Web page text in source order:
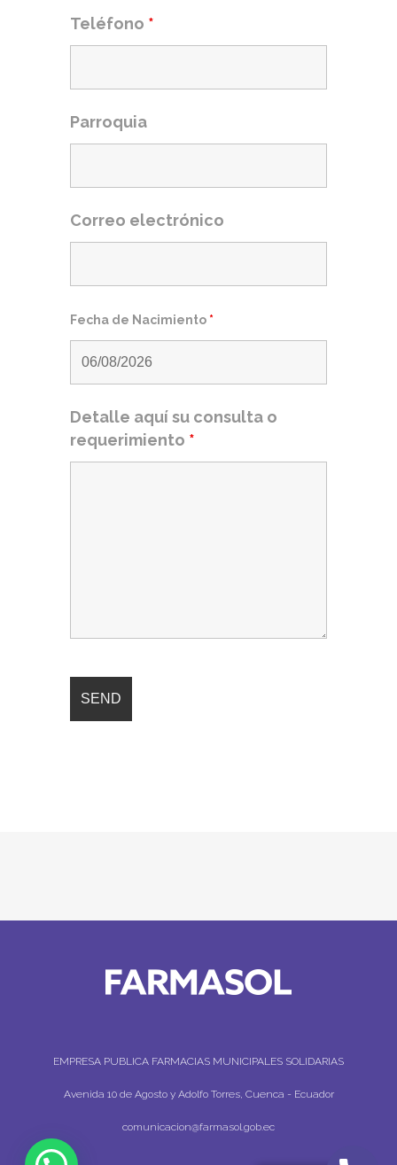
Teléfono *
Parroquia
Correo electrónico
Fecha de Nacimiento *
Detalle aquí su consulta o
requerimiento *
EMPRESA PUBLICA FARMACIAS MUNICIPALES SOLIDARIAS
Avenida 10 de Agosto y Adolfo Torres, Cuenca - Ecuador
comunicacion@farmasol.gob.ec